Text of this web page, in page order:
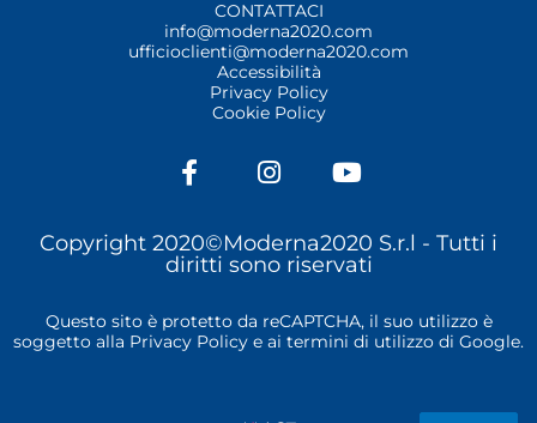
CONTATTACI
info@moderna2020.com
ufficioclienti@moderna2020.com
Accessibilità
Privacy Policy
Cookie Policy
a
b
o
k
n
t
a
g
a
o
u
b
Copyright 2020©Moderna2020 S.r.l - Tutti i
diritti sono riservati
Questo sito è protetto da reCAPTCHA, il suo utilizzo è
soggetto alla Privacy Policy e ai termini di utilizzo di Google.